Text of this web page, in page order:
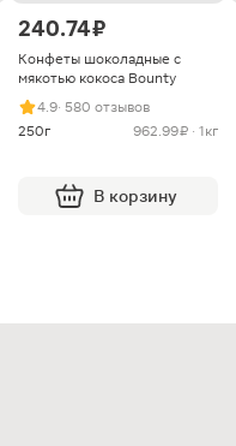
240.74 ₽
Конфеты шоколадные с
мякотью кокоса Bounty
4.9· 580 отзывов
250г
962.99 ₽ · 1кг
В корзину